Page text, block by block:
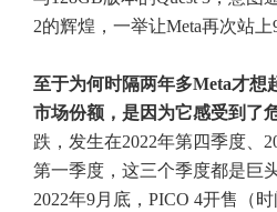
2的辉煌，一举让Meta再次站上
至于为何时隔两年多Meta才想
市场份额，是因为它感受到了危
跌，发生在2022年第四季度、
第一季度，这三个季度都是巨
2022年9月底，PICO 4开售（